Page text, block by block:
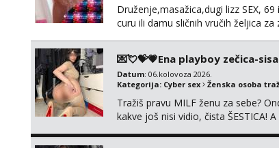
Druženje,masažica,dugi lizz SEX,
curu ili damu sličnih vručih željica
💌💘💝💗Ena playboy zečica-
Datum: 06.kolovoza 2026.
Kategorija: Cyber sex Ženska osoba
Tražiš pravu MILF ženu za sebe?
kakve još nisi vidio, čista ŠESTICA!